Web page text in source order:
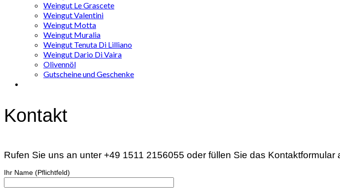
Weingut Le Grascete
Weingut Valentini
Weingut Motta
Weingut Muralia
Weingut Tenuta Di Lilliano
Weingut Dario Di Vaira
Olivennöl
Gutscheine und Geschenke
Kontakt
Rufen Sie uns an unter +49 1511 2156055 oder füllen Sie das
Ihr Name (Pflichtfeld)